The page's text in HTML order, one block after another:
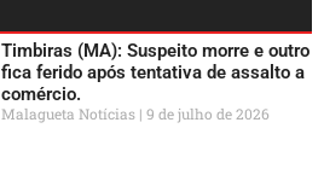
Timbiras (MA): Suspeito morre e outro
fica ferido após tentativa de assalto a
comércio.
Malagueta Notícias 9 de julho de 2026